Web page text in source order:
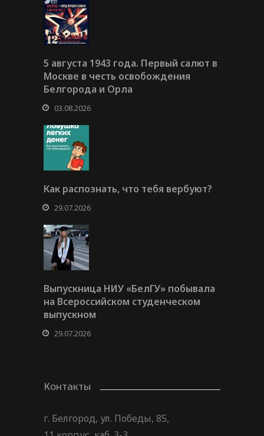
5 августа 1943 года. Первый салют в
Москве в честь освобождения
Белгорода и Орла
03.08.2026
Как распознать, что тебя вербуют?
29.07.2026
Выпускница НИУ «БелГУ» побывала
на Всероссийском студенческом
выпускном
29.07.2026
Контакты
г. Белгород, ул. Победы, 85,